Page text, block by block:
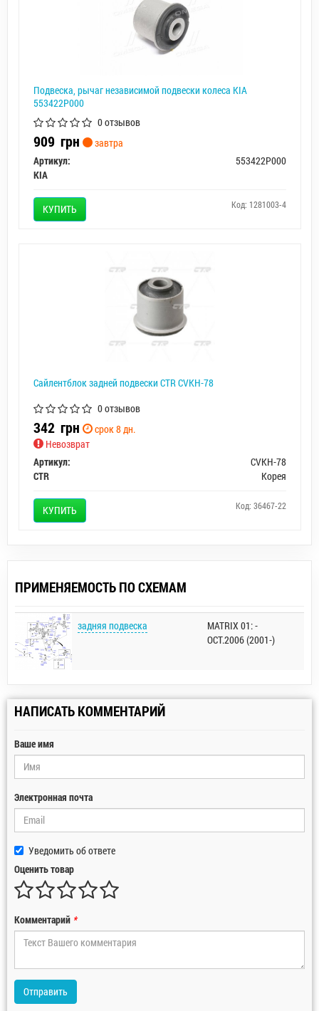
Подвеска, рычаг независимой подвески колеса KIA
553422P000
0 отзывов
909 грн
завтра
Артикул:
553422P000
KIA
КУПИТЬ Код: 1281003-4
Сайлентблок задней подвески CTR CVKH-78
0 отзывов
342 грн
срок 8 дн.
Невозврат
Артикул:
CVKH-78
CTR
Корея
КУПИТЬ Код: 36467-22
ПРИМЕНЯЕМОСТЬ ПО СХЕМАМ
задняя подвеска
MATRIX 01: -
OCT.2006 (2001-)
НАПИСАТЬ КОММЕНТАРИЙ
Ваше имя
Электронная почта
Уведомить об ответе
Оценить товар
Комментарий *
Отправить